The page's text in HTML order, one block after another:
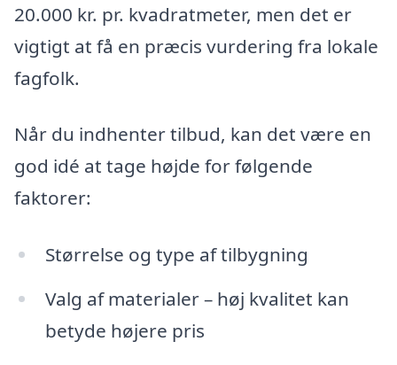
20.000 kr. pr. kvadratmeter, men det er
vigtigt at få en præcis vurdering fra lokale
fagfolk.
Når du indhenter tilbud, kan det være en
god idé at tage højde for følgende
faktorer:
Størrelse og type af tilbygning
Valg af materialer – høj kvalitet kan
betyde højere pris